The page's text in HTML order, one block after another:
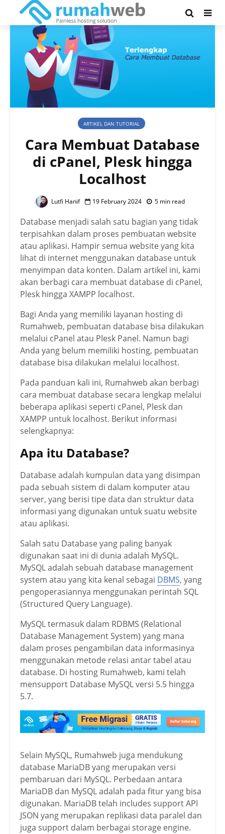
ARTIKEL DAN TUTORIAL
Cara Membuat Database
di cPanel, Plesk hingga
Localhost
Lutfi Hanif 19 February 2024 5 min read
Database menjadi salah satu bagian yang tidak
terpisahkan dalam proses pembuatan website
atau aplikasi. Hampir semua website yang kita
lihat di internet menggunakan database untuk
menyimpan data konten. Dalam artikel ini, kami
akan berbagi cara membuat database di cPanel,
Plesk hingga XAMPP localhost.
Bagi Anda yang memiliki layanan hosting di
Rumahweb, pembuatan database bisa dilakukan
melalui cPanel atau Plesk Panel. Namun bagi
Anda yang belum memiliki hosting, pembuatan
database bisa dilakukan melalui localhost.
Pada panduan kali ini, Rumahweb akan berbagi
cara membuat database secara lengkap melalui
beberapa aplikasi seperti cPanel, Plesk dan
XAMPP untuk localhost. Berikut informasi
selengkapnya:
Apa itu Database?
Database adalah kumpulan data yang disimpan
pada sebuah sistem di dalam komputer atau
server, yang berisi tipe data dan struktur data
informasi yang digunakan untuk suatu website
atau aplikasi.
Salah satu Database yang paling banyak
digunakan saat ini di dunia adalah MySQL.
MySQL adalah sebuah database management
system atau yang kita kenal sebagai DBMS, yang
pengoperasiannya menggunakan perintah SQL
(Structured Query Language).
MySQL termasuk dalam RDBMS (Relational
Database Management System) yang mana
dalam proses pengambilan data informasinya
menggunakan metode relasi antar tabel atau
database. Di hosting Rumahweb, kami telah
mensupport Database MySQL versi 5.5 hingga
5.7.
Selain MySQL, Rumahweb juga mendukung
database MariaDB yang merupakan versi
pembaruan dari MySQL. Perbedaan antara
MariaDB dan MySQL adalah pada fitur yang bisa
digunakan. MariaDB telah includes support API
JSON yang merupakan replikasi data paralel dan
juga support dalam berbagai storage engine.